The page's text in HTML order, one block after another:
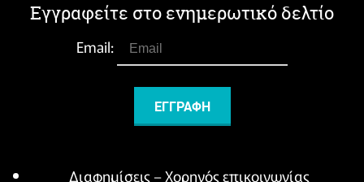
Εγγραφείτε στο ενημερωτικό δελτίο
Email:
Διαφημίσεις – Χορηγός επικοινωνίας